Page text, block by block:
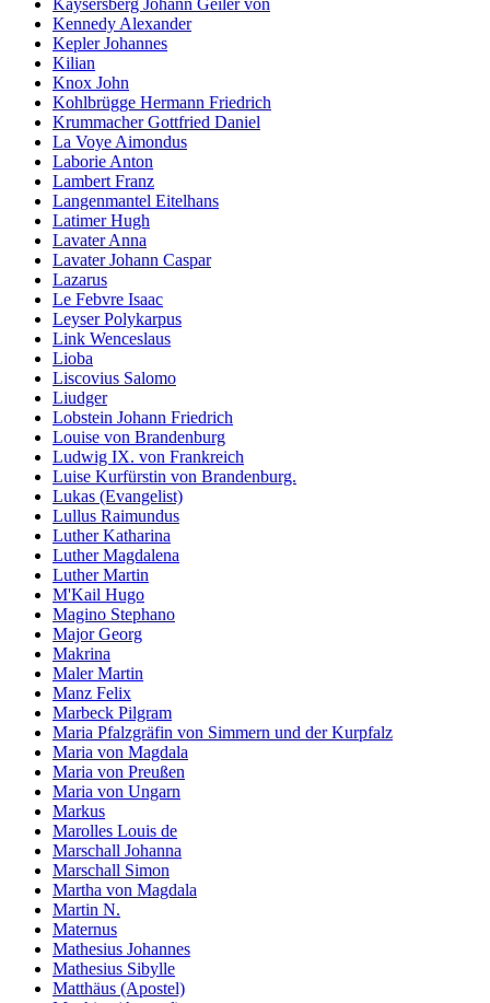
Kaysersberg Johann Geiler von
Kennedy Alexander
Kepler Johannes
Kilian
Knox John
Kohlbrügge Hermann Friedrich
Krummacher Gottfried Daniel
La Voye Aimondus
Laborie Anton
Lambert Franz
Langenmantel Eitelhans
Latimer Hugh
Lavater Anna
Lavater Johann Caspar
Lazarus
Le Febvre Isaac
Leyser Polykarpus
Link Wenceslaus
Lioba
Liscovius Salomo
Liudger
Lobstein Johann Friedrich
Louise von Brandenburg
Ludwig IX. von Frankreich
Luise Kurfürstin von Brandenburg.
Lukas (Evangelist)
Lullus Raimundus
Luther Katharina
Luther Magdalena
Luther Martin
M'Kail Hugo
Magino Stephano
Major Georg
Makrina
Maler Martin
Manz Felix
Marbeck Pilgram
Maria Pfalzgräfin von Simmern und der Kurpfalz
Maria von Magdala
Maria von Preußen
Maria von Ungarn
Markus
Marolles Louis de
Marschall Johanna
Marschall Simon
Martha von Magdala
Martin N.
Maternus
Mathesius Johannes
Mathesius Sibylle
Matthäus (Apostel)